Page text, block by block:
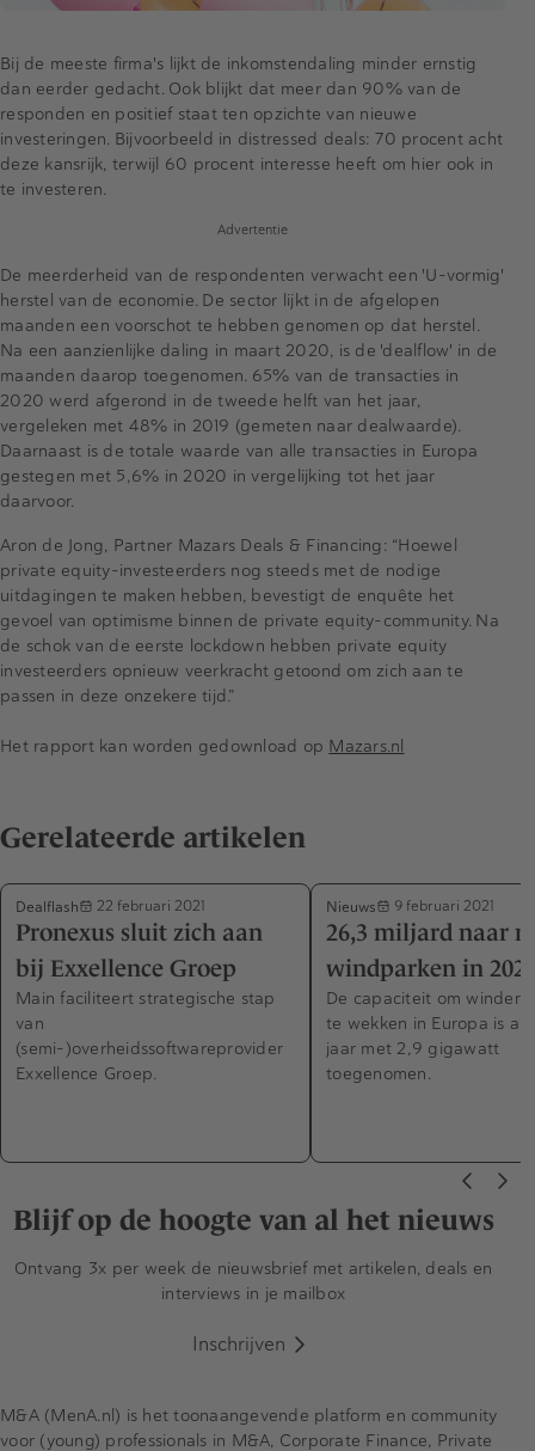
Bij de meeste firma's lijkt de inkomstendaling minder ernstig
dan eerder gedacht. Ook blijkt dat meer dan 90% van de
responden en positief staat ten opzichte van nieuwe
investeringen. Bijvoorbeeld in distressed deals: 70 procent acht
deze kansrijk, terwijl 60 procent interesse heeft om hier ook in
te investeren.
Advertentie
De meerderheid van de respondenten verwacht een 'U-vormig'
herstel van de economie. De sector lijkt in de afgelopen
maanden een voorschot te hebben genomen op dat herstel.
Na een aanzienlijke daling in maart 2020, is de 'dealflow' in de
maanden daarop toegenomen. 65% van de transacties in
2020 werd afgerond in de tweede helft van het jaar,
vergeleken met 48% in 2019 (gemeten naar dealwaarde).
Daarnaast is de totale waarde van alle transacties in Europa
gestegen met 5,6% in 2020 in vergelijking tot het jaar
daarvoor.
Aron de Jong, Partner Mazars Deals & Financing: “Hoewel
private equity-investeerders nog steeds met de nodige
uitdagingen te maken hebben, bevestigt de enquête het
gevoel van optimisme binnen de private equity-community. Na
de schok van de eerste lockdown hebben private equity
investeerders opnieuw veerkracht getoond om zich aan te
passen in deze onzekere tijd.”
Het rapport kan worden gedownload op Mazars.nl
Gerelateerde artikelen
Dealflash 22 februari 2021
Pronexus sluit zich aan
bij Exxellence Groep
Main faciliteert strategische stap
van
(semi-)overheidssoftwareprovider
Exxellence Groep.
Nieuws 9 februari 2021
26,3 miljard naar
windparken in
De capaciteit om
te wekken in Europa is
jaar met 2,9 gigawatt
toegenomen.
Blijf op de hoogte van al het nieuws
Ontvang 3x per week de nieuwsbrief met artikelen, deals en
interviews in je mailbox
Inschrijven
M&A (MenA.nl) is het toonaangevende platform en community
voor (young) professionals in M&A, Corporate Finance, Private